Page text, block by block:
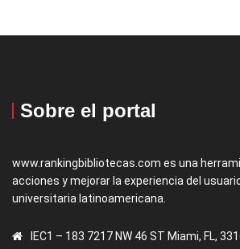
Sobre el portal
www.rankingbibliotecas.com es una
acciones y mejorar la experiencia del
universitaria latinoamericana.
IEC1 – 183 7217 NW 46 ST Miami, FL,